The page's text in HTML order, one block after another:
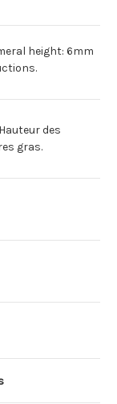
height: 6mm
Hauteur des
gras.